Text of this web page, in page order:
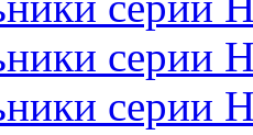
серии
серии